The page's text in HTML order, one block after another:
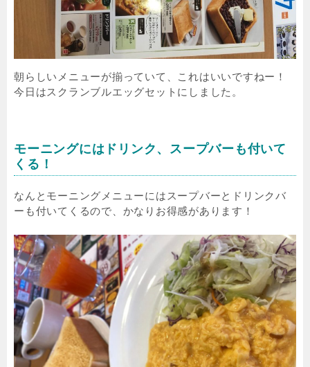
朝らしいメニューが揃っていて、これはいいですねー！
今日はスクランブルエッグセットにしました。
モーニングにはドリンク、スープバーも付いて
くる！
なんとモーニングメニューにはスープバーとドリンクバ
ーも付いてくるので、かなりお得感があります！